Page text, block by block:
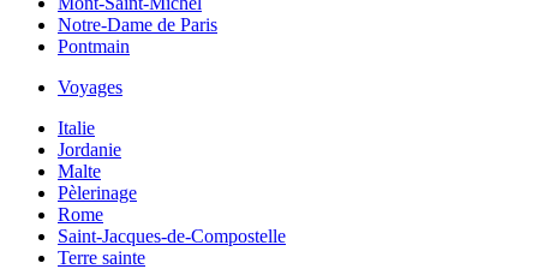
Notre-Dame de Paris
Pontmain
Voyages
Italie
Jordanie
Malte
Pèlerinage
Rome
Saint-Jacques-de-Compostelle
Terre sainte